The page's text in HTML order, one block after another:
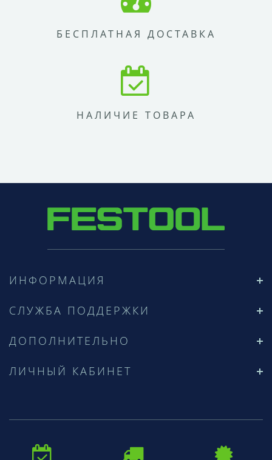
БЕСПЛАТНАЯ ДОСТАВКА
НАЛИЧИЕ ТОВАРА
ИНФОРМАЦИЯ
СЛУЖБА ПОДДЕРЖКИ
ДОПОЛНИТЕЛЬНО
ЛИЧНЫЙ КАБИНЕТ